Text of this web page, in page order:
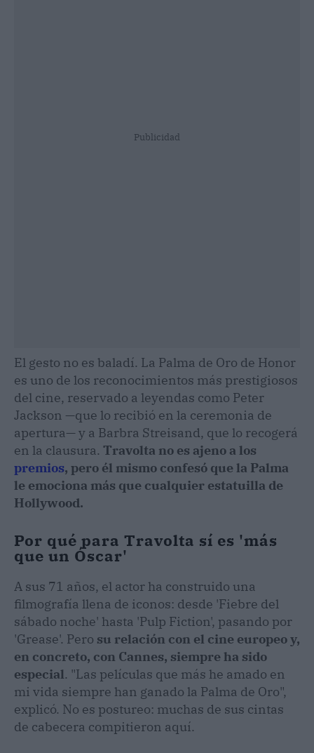
Publicidad
El gesto no es baladí. La Palma de Oro de Honor
es uno de los reconocimientos más prestigiosos
del cine, reservado a leyendas como Peter
Jackson —que lo recibió en la ceremonia de
apertura— y a Barbra Streisand, que lo recogerá
en la clausura. Travolta no es ajeno a los
premios, pero él mismo confesó que la Palma
le emociona más que cualquier estatuilla de
Hollywood.
Por qué para Travolta sí es 'más
que un Óscar'
A sus 71 años, el actor ha construido una
filmografía llena de iconos: desde 'Fiebre del
sábado noche' hasta 'Pulp Fiction', pasando por
'Grease'. Pero su relación con el cine europeo y,
en concreto, con Cannes, siempre ha sido
especial. "Las películas que más he amado en
mi vida siempre han ganado la Palma de Oro",
explicó. No es postureo: muchas de sus cintas
de cabecera compitieron aquí.